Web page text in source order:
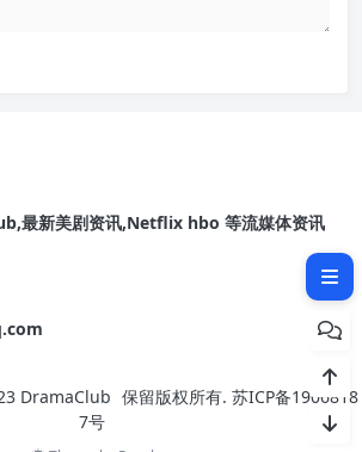
最新美剧资讯,Netflix hbo 等流媒体资讯
DramaClub 保留版权所有. 苏ICP备1906818
7号